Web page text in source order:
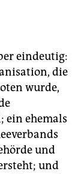
eindeutig:
die
wurde,
ein ehemals
und
und